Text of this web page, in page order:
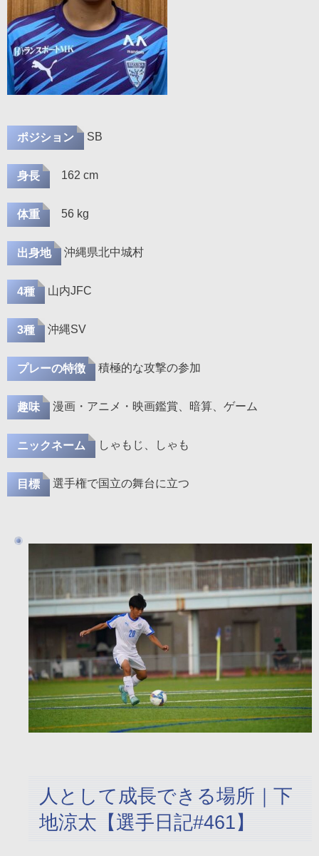
ポジション SB
身長 162 cm
体重 56 kg
出身地 沖縄県北中城村
4種 山内JFC
3種 沖縄SV
プレーの特徴 積極的な攻撃の参加
趣味 漫画・アニメ・映画鑑賞、暗算、ゲーム
ニックネーム しゃもじ、しゃも
目標 選手権で国立の舞台に立つ
人として成長できる場所｜下
地涼太【選手日記#461】